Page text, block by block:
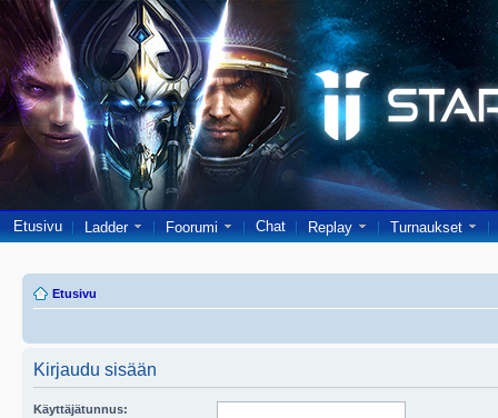
Etusivu Ladder Foorumi Chat Replay Turnaukset
Etusivu
Kirjaudu sisään
Käyttäjätunnus: